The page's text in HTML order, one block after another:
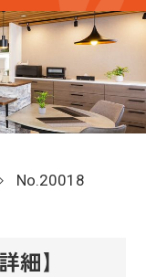
No.20018
細】